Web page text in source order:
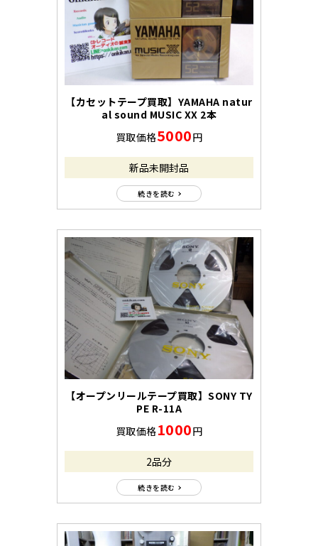
【カセットテープ買取】YAMAHA natur
al sound MUSIC XX 2本
買取価格5000円
新品未開封品
続きを読む
【オープンリールテープ買取】SONY TY
PE R-11A
買取価格1000円
2品分
続きを読む